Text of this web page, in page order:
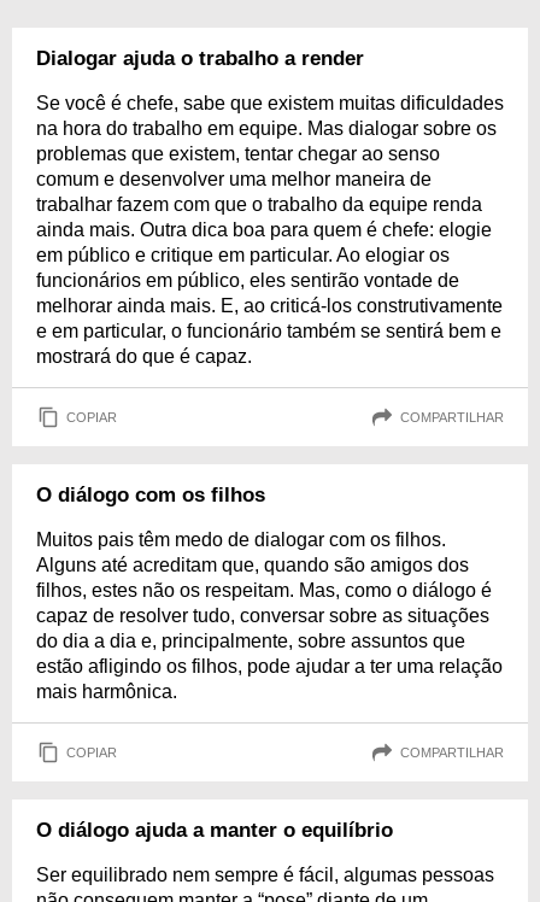
Dialogar ajuda o trabalho a render
Se você é chefe, sabe que existem muitas dificuldades
na hora do trabalho em equipe. Mas dialogar sobre os
problemas que existem, tentar chegar ao senso
comum e desenvolver uma melhor maneira de
trabalhar fazem com que o trabalho da equipe renda
ainda mais. Outra dica boa para quem é chefe: elogie
em público e critique em particular. Ao elogiar os
funcionários em público, eles sentirão vontade de
melhorar ainda mais. E, ao criticá-los construtivamente
e em particular, o funcionário também se sentirá bem e
mostrará do que é capaz.
COPIAR COMPARTILHAR
O diálogo com os filhos
Muitos pais têm medo de dialogar com os filhos.
Alguns até acreditam que, quando são amigos dos
filhos, estes não os respeitam. Mas, como o diálogo é
capaz de resolver tudo, conversar sobre as situações
do dia a dia e, principalmente, sobre assuntos que
estão afligindo os filhos, pode ajudar a ter uma relação
mais harmônica.
COPIAR COMPARTILHAR
O diálogo ajuda a manter o equilíbrio
Ser equilibrado nem sempre é fácil, algumas pessoas